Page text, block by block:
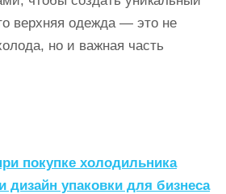
верхняя одежда — это не
но и важная часть
покупке холодильника
дизайн упаковки для бизнеса